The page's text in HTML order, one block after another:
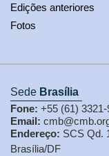
Edições anteriores
Fotos
Sede Brasília
Fone: +55 (61) 3321-
Email:
Endereço: SCS Qd.
Brasília/DF